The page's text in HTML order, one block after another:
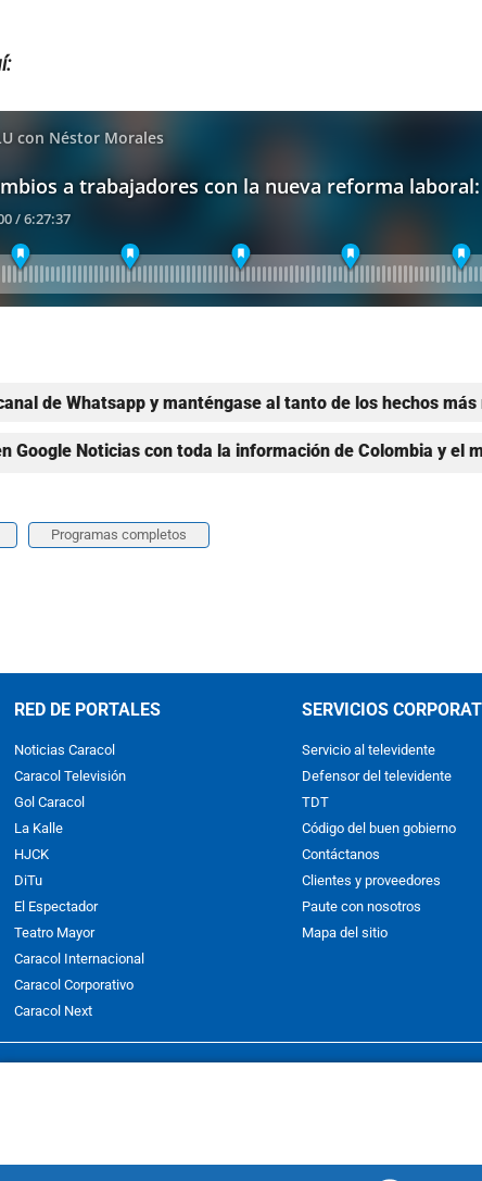
de Whatsapp y manténgase al tanto de los hechos
Google Noticias con toda la información de Colombia y el
Programas completos
RED DE PORTALES
Noticias Caracol
Caracol Televisión
Gol Caracol
La Kalle
HJCK
DiTu
El Espectador
Teatro Mayor
Caracol Internacional
Caracol Corporativo
Caracol Next
SERVICIOS
Servicio al televidente
Defensor del televidente
TDT
Código del buen gobierno
Contáctanos
Clientes y proveedores
Paute con nosotros
Mapa del sitio
de los
Reservados D.R.A. Prohibida su reproducción total o parcial, así
in whole or in part, or translation without written